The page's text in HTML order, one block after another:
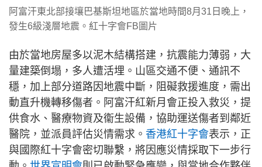
阿富汗東北部接壤巴基斯坦地區於當地時間8月31日晚上，
發生6級淺層地震。紅十字會FB圖片
由於當地房屋多以泥木結構搭建，抗震能力薄弱，大
量建築倒塌，多人遭活埋。山區交通不便、通訊不
穩，加上部分道路因地震中斷，阻礙救援進度，需出
動直升機轉移傷者。阿富汗紅新月會正投入救災，提
供食水、醫療物資及衞生設備，協助運送傷者到鄰近
醫院，並派員評估災情需求。 香港紅十字會表示，正
與國際紅十字會密切聯繫，將因應災情採取下一步行